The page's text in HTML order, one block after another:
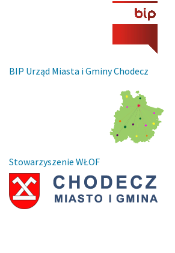
BIP Urząd Miasta i Gminy Chodecz
Stowarzyszenie WŁOF